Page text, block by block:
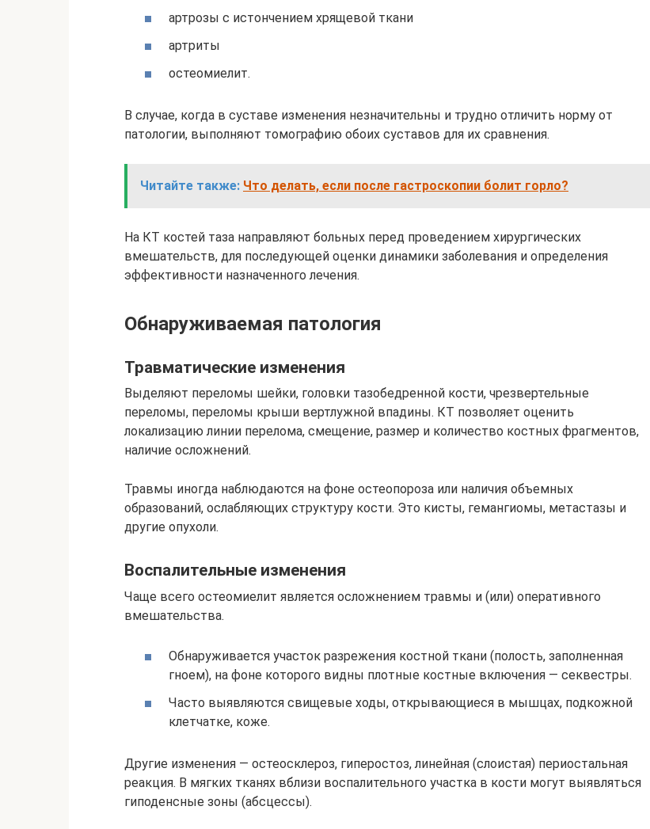
артрозы с истончением хрящевой ткани
артриты
остеомиелит.
В случае, когда в суставе изменения незначительны и трудно отличить норму от
патологии, выполняют томографию обоих суставов для их сравнения.
Читайте также: Что делать, если после гастроскопии болит горло?
На КТ костей таза направляют больных перед проведением хирургических
вмешательств, для последующей оценки динамики заболевания и определения
эффективности назначенного лечения.
Обнаруживаемая патология
Травматические изменения
Выделяют переломы шейки, головки тазобедренной кости, чрезвертельные
переломы, переломы крыши вертлужной впадины. КТ позволяет оценить
локализацию линии перелома, смещение, размер и количество костных фрагментов,
наличие осложнений.
Травмы иногда наблюдаются на фоне остеопороза или наличия объемных
образований, ослабляющих структуру кости. Это кисты, гемангиомы, метастазы и
другие опухоли.
Воспалительные изменения
Чаще всего остеомиелит является осложнением травмы и (или) оперативного
вмешательства.
Обнаруживается участок разрежения костной ткани (полость, заполненная
гноем), на фоне которого видны плотные костные включения — секвестры.
Часто выявляются свищевые ходы, открывающиеся в мышцах, подкожной
клетчатке, коже.
Другие изменения — остеосклероз, гиперостоз, линейная (слоистая) периостальная
реакция. В мягких тканях вблизи воспалительного участка в кости могут выявляться
гиподенсные зоны (абсцессы).